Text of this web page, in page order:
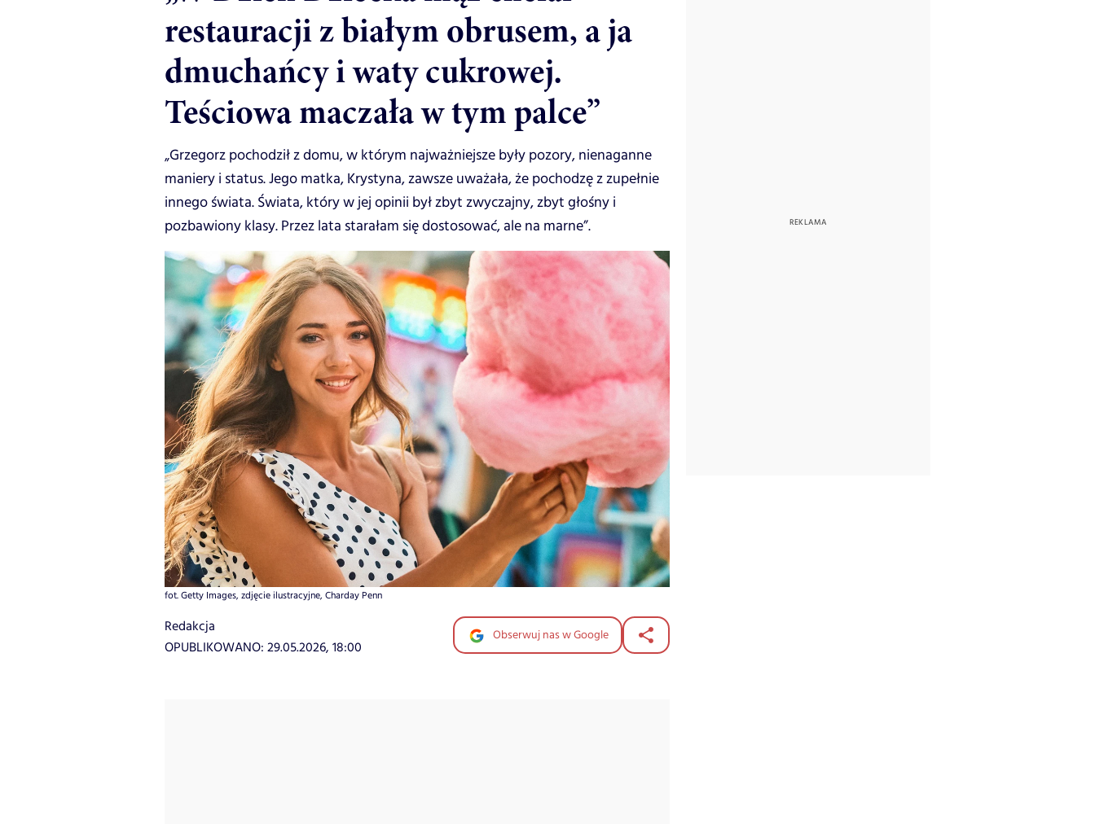
restauracji z białym obrusem, a ja
dmuchańcy i waty cukrowej.
Teściowa maczała w tym palce”
„Grzegorz pochodził z domu, w którym najważniejsze były pozory, nienaganne
maniery i status. Jego matka, Krystyna, zawsze uważała, że pochodzę z zupełnie
innego świata. Świata, który w jej opinii był zbyt zwyczajny, zbyt głośny i
pozbawiony klasy. Przez lata starałam się dostosować, ale na marne”.
fot. Getty Images, zdjęcie ilustracyjne, Charday Penn
Redakcja
OPUBLIKOWANO: 29.05.2026, 18:00
Obserwuj nas w Google